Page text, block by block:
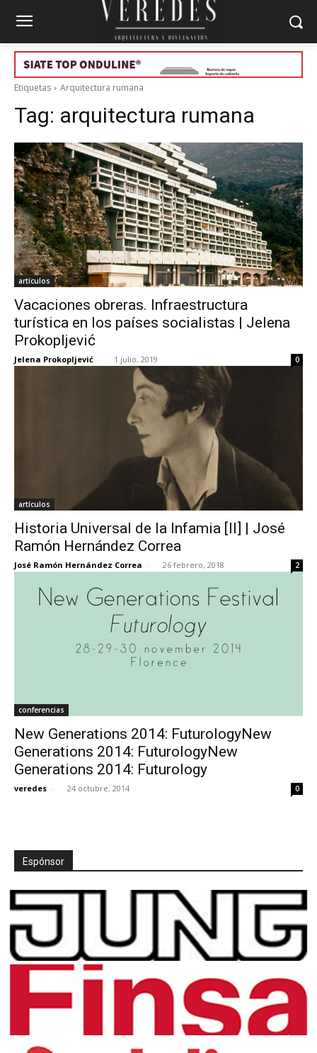
Etiquetas Arquitectura rumana
Tag: arquitectura rumana
artículos
Vacaciones obreras. Infraestructura
turística en los países socialistas | Jelena
Prokopljević
Jelena Prokopljević - 1 julio, 2019 0
artículos
Historia Universal de la Infamia [II] | José
Ramón Hernández Correa
José Ramón Hernández Correa - 26 febrero, 2018 2
conferencias
New Generations 2014: FuturologyNew
Generations 2014: FuturologyNew
Generations 2014: Futurology
veredes - 24 octubre, 2014 0
Espónsor